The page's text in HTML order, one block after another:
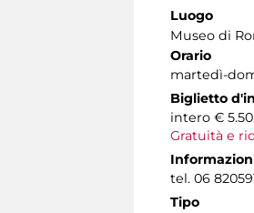
Luogo
Museo di
Orario
martedì-
Biglietto
intero €
Gratuità e
tel. 06
Tipo